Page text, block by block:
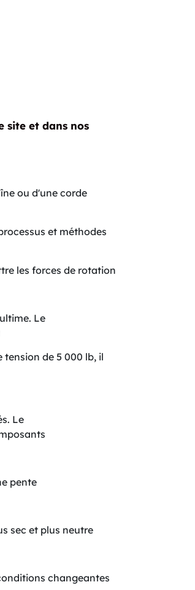
site et dans nos
ou d'une corde
et méthodes
les forces de rotation
Le
de 5 000 lb, il
Le
pente
sec et plus neutre
changeantes